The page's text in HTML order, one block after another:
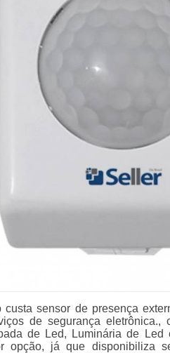
custa sensor de presença
de segurança eletrônica.,
de Led, Luminária de
opção, já que disponibiliza